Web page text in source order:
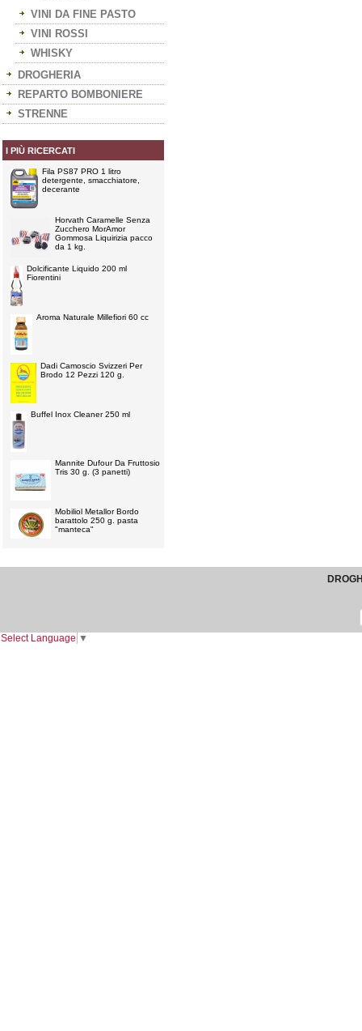
VINI DA FINE PASTO
VINI ROSSI
WHISKY
DROGHERIA
REPARTO BOMBONIERE
STRENNE
I PIÙ RICERCATI
Fila PS87 PRO 1 litro
detergente, smacchiatore,
decerante
Horvath Caramelle Senza
Zucchero MorAmor
Gommosa Liquirizia pacco
da 1 kg.
Dolcificante Liquido 200 ml
Fiorentini
Aroma Naturale Millefiori 60 cc
Dadi Camoscio Svizzeri Per
Brodo 12 Pezzi 120 g.
Buffel Inox Cleaner 250 ml
Mannite Dufour Da Fruttosio
Tris 30 g. (3 panetti)
Mobiliol Metallor Bordo
barattolo 250 g. pasta
"manteca"
Select Language ▼